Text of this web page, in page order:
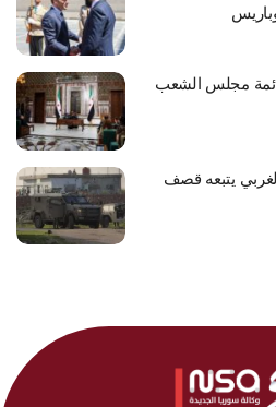
مجلس الشعب
يتبعه قصف